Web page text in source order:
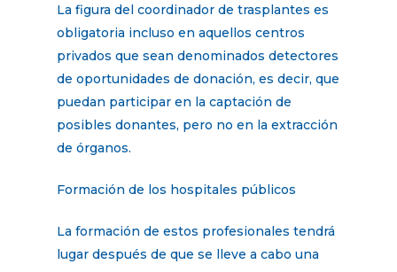
La figura del coordinador de trasplantes es
obligatoria incluso en aquellos centros
privados que sean denominados detectores
de oportunidades de donación, es decir, que
puedan participar en la captación de
posibles donantes, pero no en la extracción
de órganos.
Formación de los hospitales públicos
La formación de estos profesionales tendrá
lugar después de que se lleve a cabo una